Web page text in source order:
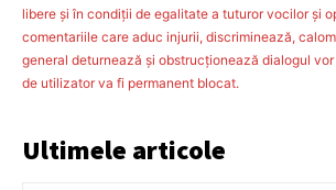
libere şi în condiţii de egalitate a tuturor vocilor şi
comentariile care aduc injurii, discriminează,
general deturnează şi obstrucţionează dialogul
de utilizator va fi permanent blocat.
Ultimele articole